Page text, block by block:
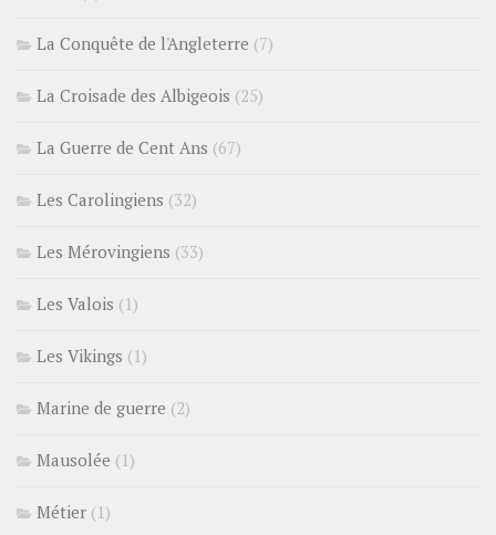
La Conquête de l'Angleterre (7)
La Croisade des Albigeois (25)
La Guerre de Cent Ans (67)
Les Carolingiens (32)
Les Mérovingiens (33)
Les Valois (1)
Les Vikings (1)
Marine de guerre (2)
Mausolée (1)
Métier (1)